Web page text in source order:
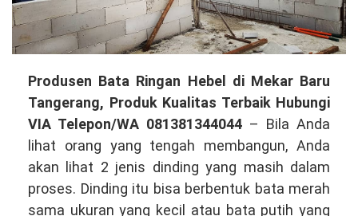
Produsen
Bata
Ringan
Hebel
di
Mekar
Baru
Produsen Bata Ringan Hebel di Mekar Baru
Tangerang, Produk Kualitas Terbaik Hubungi
VIA Telepon/WA 081381344044 – Bila Anda
lihat orang yang tengah membangun, Anda
akan lihat 2 jenis dinding yang masih dalam
proses. Dinding itu bisa berbentuk bata merah
sama ukuran yang kecil atau bata putih yang